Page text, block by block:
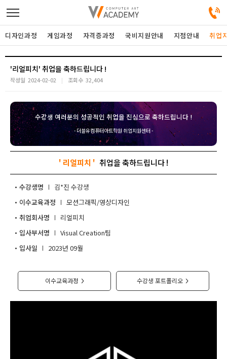
디자인정규과정
게임과정
자격증과정
커뮤니티
고객상담센터
아카데미소개
디자인과정 게임과정 자격증과정 국비지원안내 지점안내 취업
'리얼피치'
작성일 2024-02-02 조회수 32,404
수강생 여러분의 성공적인 취업을 진심으로 축하드립니다 !
- 더블유컴퓨터아트학원 취업지원센터 -
' 리얼피치 '
수강생명
김*진
이수교육과정
모션그래픽/영상디자인
취업회사명
리얼피치
입사부서명
Visual Creation팀
입사일
2023년 09월
이수교육과정 > 수강생 포트폴리오 >